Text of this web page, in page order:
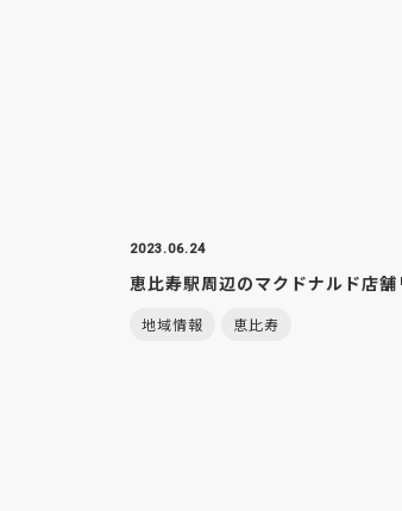
お問い合わせ 個人情報保護方針
2023.06.24
恵比寿駅周辺のマクドナルド店舗
地域情報 恵比寿